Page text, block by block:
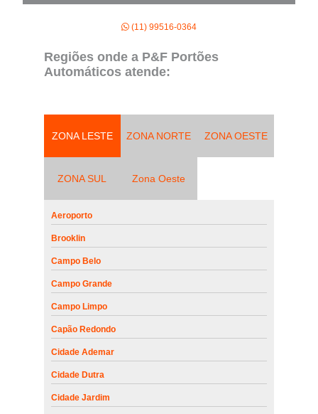
(11) 99516-0364
Regiões onde a P&F Portões
Automáticos atende:
ZONA LESTE ZONA NORTE ZONA OESTE
ZONA SUL Zona Oeste
Aeroporto
Brooklin
Campo Belo
Campo Grande
Campo Limpo
Capão Redondo
Cidade Ademar
Cidade Dutra
Cidade Jardim